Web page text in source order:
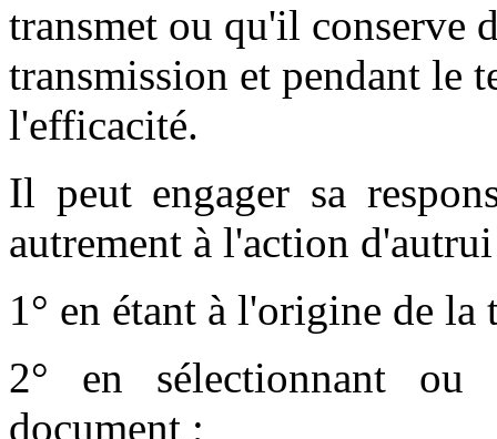
transmet ou qu'il conserve
transmission et pendant le
l'efficacité.
Il peut engager sa
autrement à l'action
1° en étant à l'origine de
2° en sélectionnant
document ;